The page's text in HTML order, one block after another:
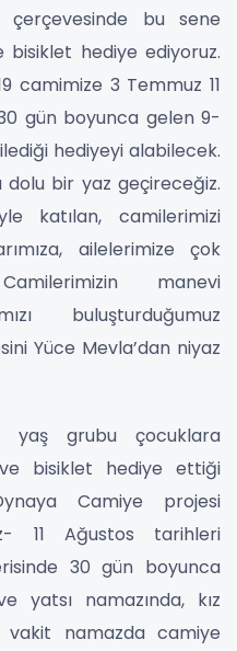
bu sene
hediye ediyoruz.
camimize 3 Temmuz 11
gün boyunca gelen 9-
hediyeyi alabilecek.
dolu bir yaz geçireceğiz.
katılan, camilerimizi
ailelerimize çok
manevi
buluşturduğumuz
Yüce Mevla’dan niyaz
yaş grubu çocuklara
bisiklet hediye ettiği
Camiye projesi
11 Ağustos tarihleri
30 gün boyunca
yatsı namazında, kız
vakit namazda camiye